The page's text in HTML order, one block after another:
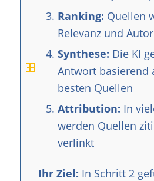
Ranking: Quellen
Relevanz und
Synthese: Die KI
Antwort basierend
besten Quellen
Attribution: In
werden Quellen
verlinkt
Ihr Ziel: In Schritt 2